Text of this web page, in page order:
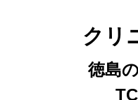
クリ
徳島